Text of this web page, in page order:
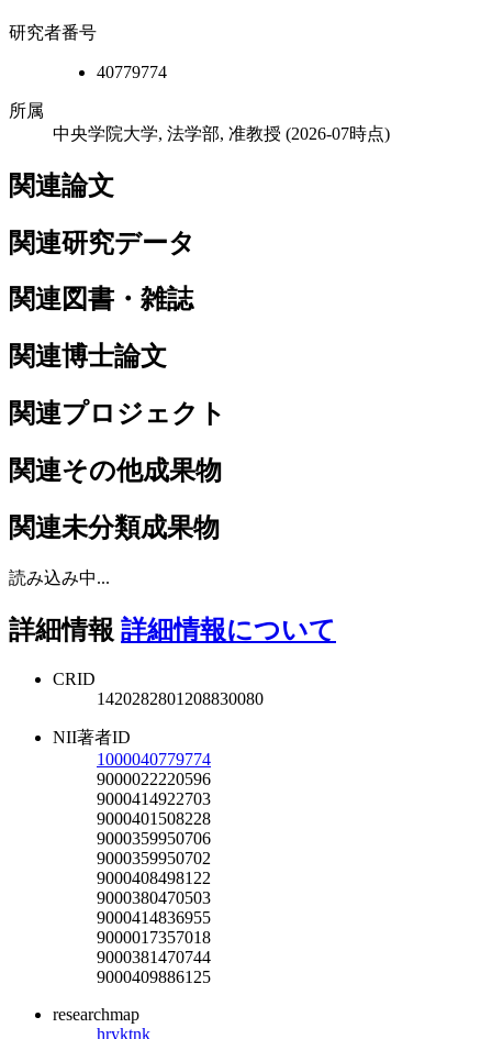
研究者番号
40779774
所属
中央学院大学, 法学部, 准教授 (2026-07時点)
関連論文
関連研究データ
関連図書・雑誌
関連博士論文
関連プロジェクト
関連その他成果物
関連未分類成果物
読み込み中...
詳細情報 詳細情報について
CRID
1420282801208830080
NII著者ID
1000040779774
9000022220596
9000414922703
9000401508228
9000359950706
9000359950702
9000408498122
9000380470503
9000414836955
9000017357018
9000381470744
9000409886125
researchmap
hryktnk